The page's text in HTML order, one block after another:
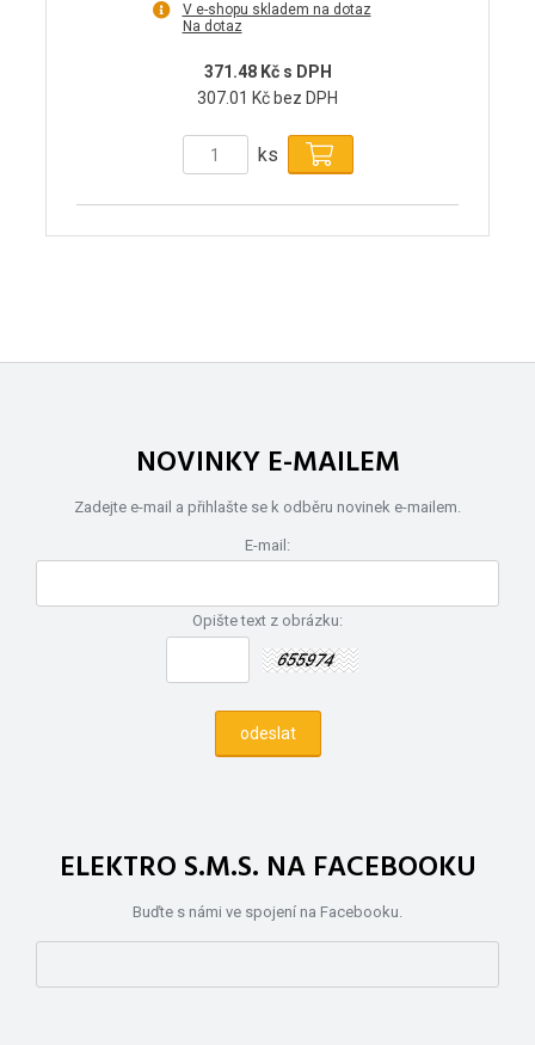
V e-shopu skladem na dotaz
Na dotaz
371.48 Kč s DPH
307.01 Kč bez DPH
ks
NOVINKY E-MAILEM
Zadejte e-mail a přihlašte se k odběru novinek e-mailem.
E-mail:
Opište text z obrázku:
ELEKTRO S.M.S. NA FACEBOOKU
Buďte s námi ve spojení na Facebooku.